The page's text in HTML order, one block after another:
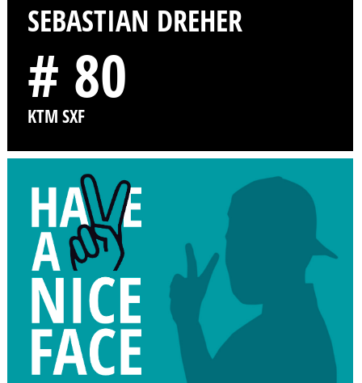
SEBASTIAN DREHER
# 80
KTM SXF